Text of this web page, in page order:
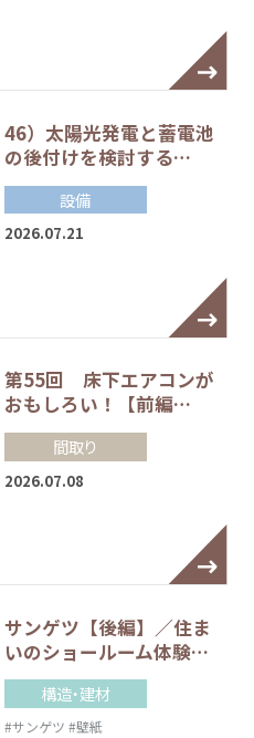
46）太陽光発電と蓄電池
の後付けを検討する…
設備
2026.07.21
第55回 床下エアコンが
おもしろい！【前編…
間取り
2026.07.08
サンゲツ【後編】／住ま
いのショールーム体験…
構造・建材
#サンゲツ #壁紙